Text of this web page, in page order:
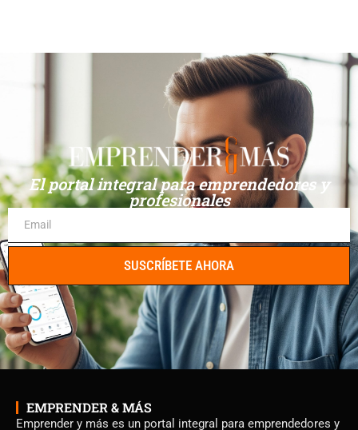
El portal integral para emprendedores y
profesionales
SUSCRÍBETE AHORA
EMPRENDER & MÁS
Emprender y más es un portal integral para emprendedores y